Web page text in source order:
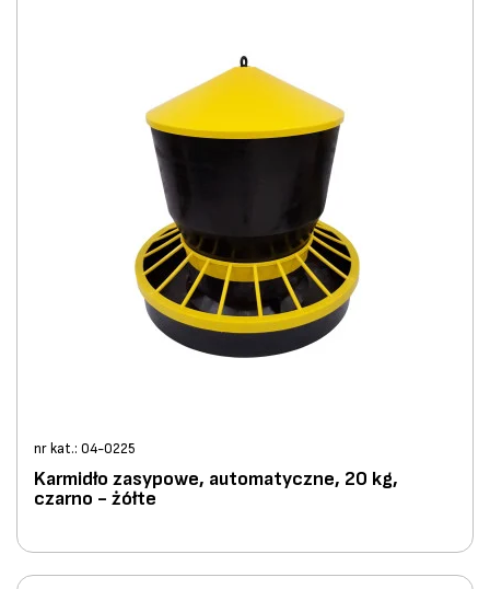
nr kat.: 04-0225
Karmidło zasypowe, automatyczne, 20 kg,
czarno - żółte